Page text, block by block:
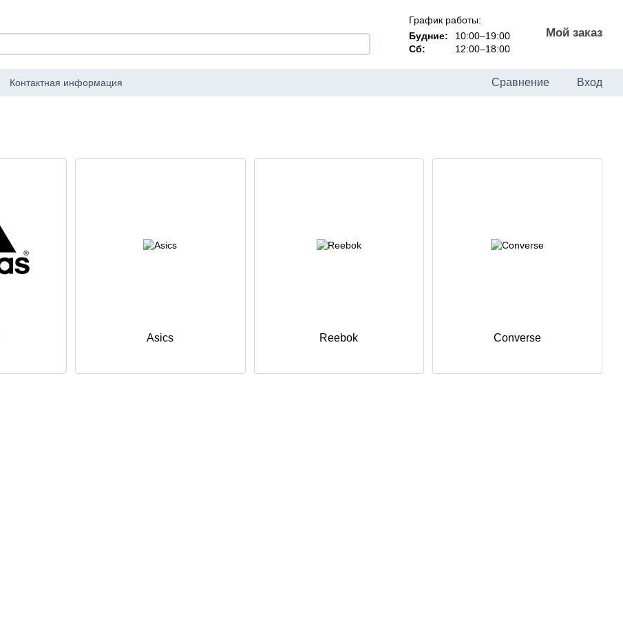
График работы:
Будние:
10:00–19:00
Сб:
12:00–18:00
Мой заказ
Контактная информация Сравнение Вход
Asics Reebok Converse